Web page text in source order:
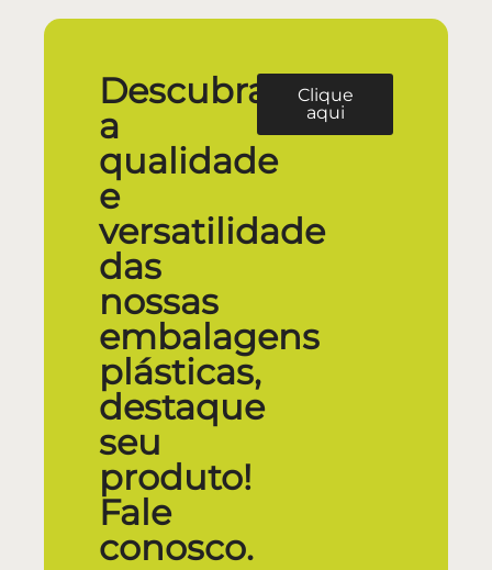
Descubra
a
qualidade
e
versatilidade
das
nossas
embalagens
plásticas,
destaque
seu
produto!
Fale
conosco.
Clique
aqui